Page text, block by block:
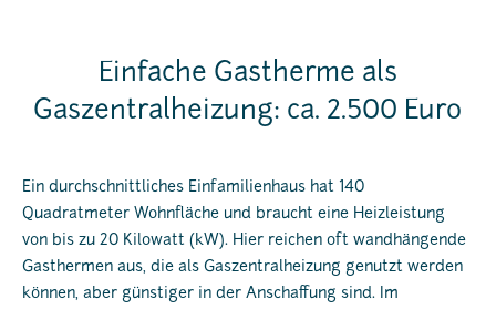
Einfache Gastherme als
Gaszentralheizung: ca. 2.500 Euro
Ein durchschnittliches Einfamilienhaus hat 140
Quadratmeter Wohnfläche und braucht eine Heizleistung
von bis zu 20 Kilowatt (kW). Hier reichen oft wandhängende
Gasthermen aus, die als Gaszentralheizung genutzt werden
können, aber günstiger in der Anschaffung sind. Im